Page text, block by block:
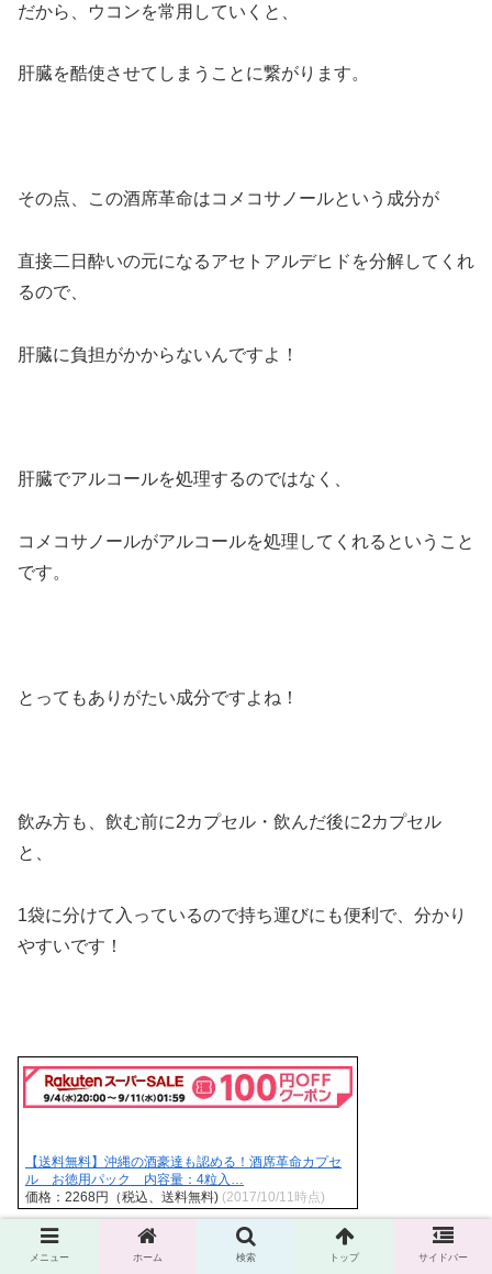
だから、ウコンを常用していくと、
肝臓を酷使させてしまうことに繋がります。
その点、この酒席革命はコメコサノールという成分が
直接二日酔いの元になるアセトアルデヒドを分解してくれ
るので、
肝臓に負担がかからないんですよ！
肝臓でアルコールを処理するのではなく、
コメコサノールがアルコールを処理してくれるということ
です。
とってもありがたい成分ですよね！
飲み方も、飲む前に2カプセル・飲んだ後に2カプセル
と、
1袋に分けて入っているので持ち運びにも便利で、分かり
やすいです！
【送料無料】沖縄の酒豪達も認める！酒席革命カプセ
ル お徳用パック 内容量：4粒入…
価格：2268円（税込、送料無料) (2017/10/11時点)
メニュー ホーム 検索 トップ サイドバー